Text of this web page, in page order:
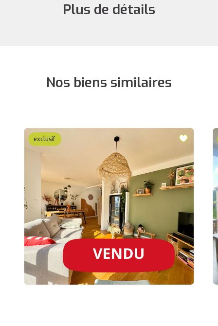
Plus de détails
Nos biens similaires
exclusif